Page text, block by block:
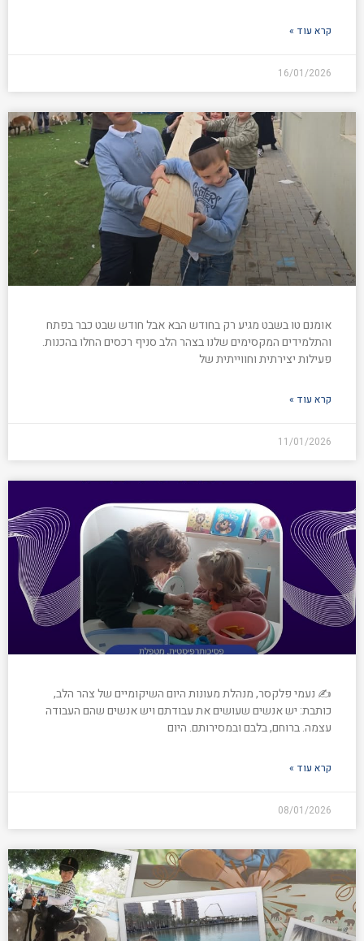
קרא עוד »
16/01/2026
אומנם טו בשבט מגיע רק בחודש הבא אבל חודש שבט כבר בפתח
והתלמידים המקסימים שלנו בצהר הלב סניף רכסים החלו בהכנות.
פעילות יצירתית וחווייתית של
קרא עוד »
11/01/2026
✍️ נעמי פלקסר, מנהלת מעונות היום השיקומיים של צהר הלב,
כותבת: יש אנשים שעושים את עבודתם ויש אנשים שהם העבודה
עצמה. ברוחם, בלבם ובמסירותם. היום
קרא עוד »
08/01/2026